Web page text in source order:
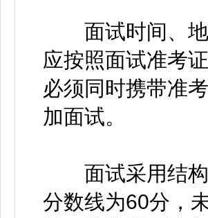
面试时间、地
应按照面试准考
必须同时携带准
加面试。
面试采用结构
分数线为60分，